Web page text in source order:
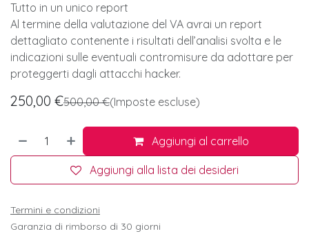
Tutto in un unico report
Al termine della valutazione del VA avrai un report
dettagliato contenente i risultati dell’analisi svolta e le
indicazioni sulle eventuali contromisure da adottare per
proteggerti dagli attacchi hacker.
250,00 €500,00€(Imposte escluse)
Aggiungi al carrello
Aggiungi alla lista dei desideri
Termini e condizioni
Garanzia di rimborso di 30 giorni